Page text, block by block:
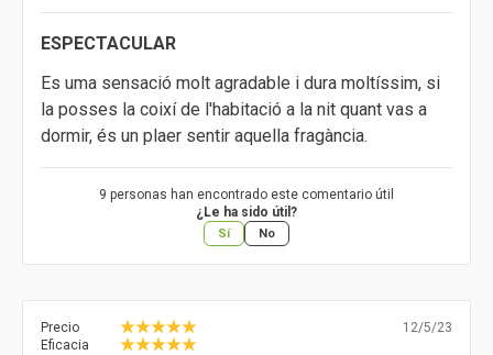
ESPECTACULAR
Es uma sensació molt agradable i dura moltíssim, si
la posses la coixí de l'habitació a la nit quant vas a
dormir, és un plaer sentir aquella fragància.
9 personas han encontrado este comentario útil
¿Le ha sido útil?
Sí No
Precio
Eficacia
12/5/23